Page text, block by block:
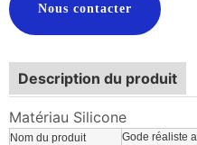
Nous contacter
Description du produit
Matériau Silicone
Nom du produit Gode réaliste